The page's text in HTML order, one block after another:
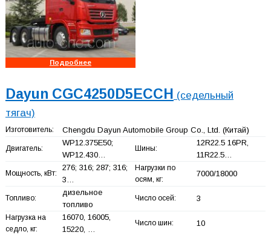
Подробнее
Dayun CGC4250D5ECCH (седельный
тягач)
Изготовитель: Chengdu Dayun Automobile Group Co., Ltd. (Китай)
Двигатель:
WP12.375E50;
WP12.430…
Шины:
12R22.5 16PR,
11R22.5…
Мощность, кВт:
276; 316; 287; 316;
3…
Нагрузки по
осям, кг:
7000/18000
Топливо:
дизельное
топливо
Число осей: 3
Нагрузка на
седло, кг:
16070, 16005,
15220, …
Число шин: 10